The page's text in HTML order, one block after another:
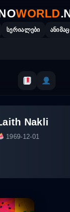
WORLD
სერიალები
Nakli
1969-12-01